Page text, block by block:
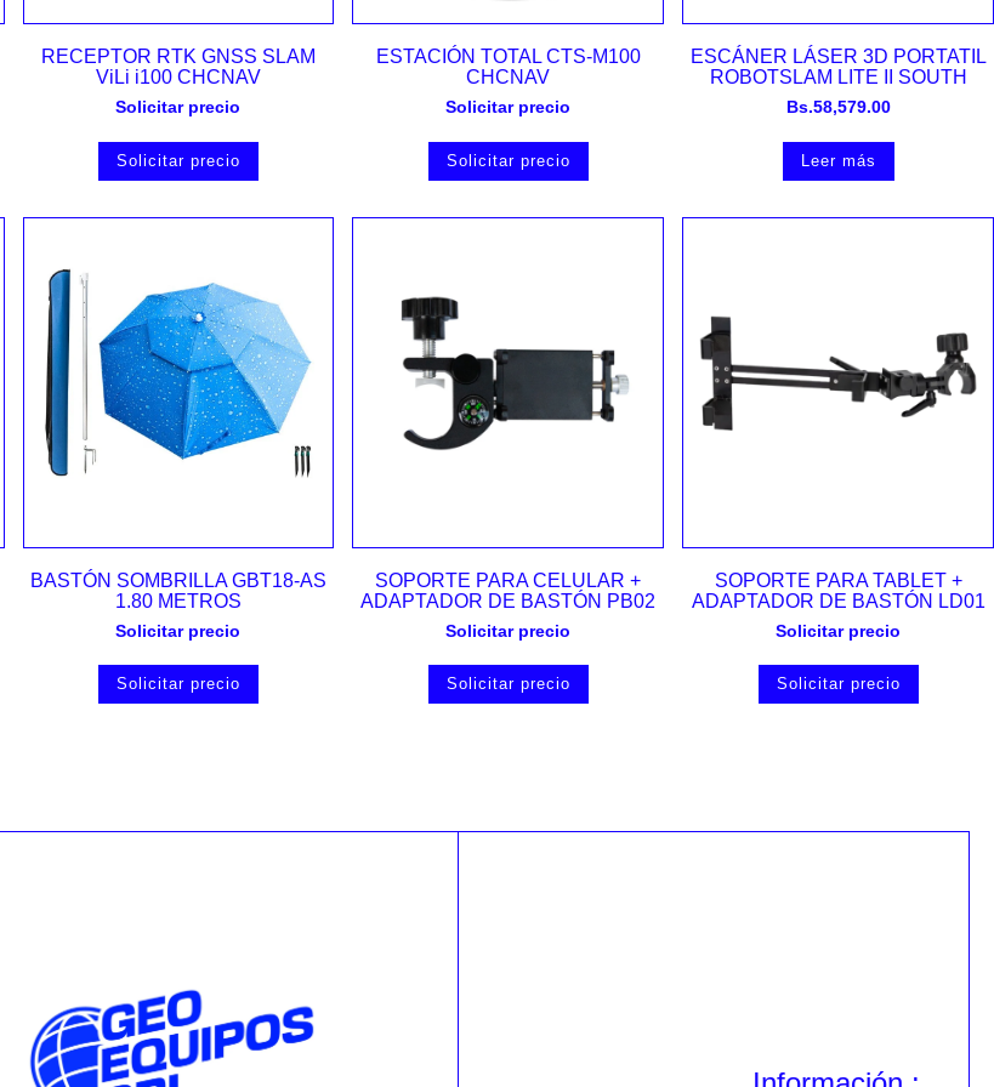
Vista rápida
RECEPTOR RTK GNSS SLAM
ViLi i100 CHCNAV
Solicitar precio
Solicitar precio
Vista rápida
ESTACIÓN TOTAL CTS-M100
CHCNAV
Solicitar precio
Solicitar precio
Vista rápida
ESCÁNER LÁSER 3D PORTATIL
ROBOTSLAM LITE II SOUTH
Bs.58,579.00
Leer más
Vista rápida
BASTÓN SOMBRILLA GBT18-AS
1.80 METROS
Solicitar precio
Solicitar precio
Vista rápida
SOPORTE PARA CELULAR +
ADAPTADOR DE BASTÓN PB02
Solicitar precio
Solicitar precio
Vista rápida
SOPORTE PARA TABLET +
ADAPTADOR DE BASTÓN LD01
Solicitar precio
Solicitar precio